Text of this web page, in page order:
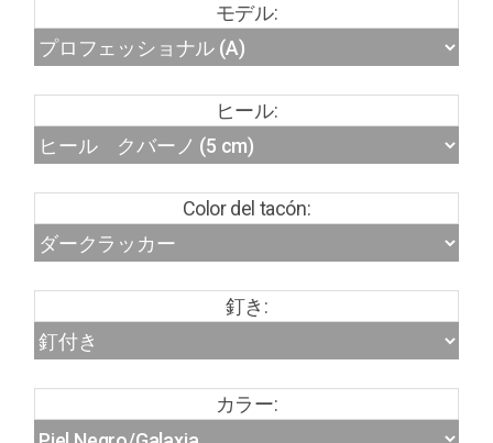
モデル:
ヒール:
Color del tacón:
釘き:
カラー: